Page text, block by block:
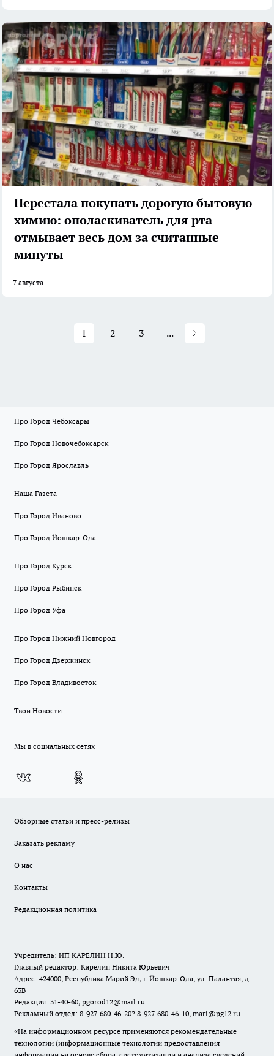
Перестала покупать дорогую бытовую
химию: ополаскиватель для рта
отмывает весь дом за считанные
минуты
7 августа
1 2 3 ...
Про Город Чебоксары
Про Город Новочебоксарск
Про Город Ярославль
Наша Газета
Про Город Иваново
Про Город Йошкар-Ола
Про Город Курск
Про Город Рыбинск
Про Город Уфа
Про Город Нижний Новгород
Про Город Дзержинск
Про Город Владивосток
Твои Новости
Мы в социальных сетях
Обзорные статьи и пресс-релизы
Заказать рекламу
О нас
Контакты
Редакционная политика
Учредитель: ИП КАРЕЛИН Н.Ю.
Главный редактор: Карелин Никита Юрьевич
Адрес: 424000, Республика Марий Эл, г. Йошкар-Ола, ул. Палантая, д.
63В
Редакция: 31-40-60, pgorod12@mail.ru
Рекламный отдел: 8-927-680-46-20? 8-927-680-46-10, mari@pg12.ru
«На информационном ресурсе применяются рекомендательные
технологии (информационные технологии предоставления